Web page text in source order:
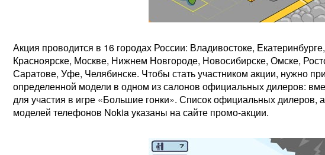
Акция проводится в 16 городах России: Владивостоке,
Красноярске, Москве, Нижнем Новгороде, Новосибирске, Омске,
Саратове, Уфе, Челябинске. Чтобы стать участником акции, нужно
определенной модели в одном из салонов официальных дилеров:
для участия в игре «Большие гонки». Список официальных дилеров,
моделей телефонов Nokia указаны на сайте промо-акции.